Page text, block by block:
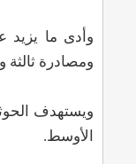
ومصادرة ثالثة
ويستهدف
الأوسط.